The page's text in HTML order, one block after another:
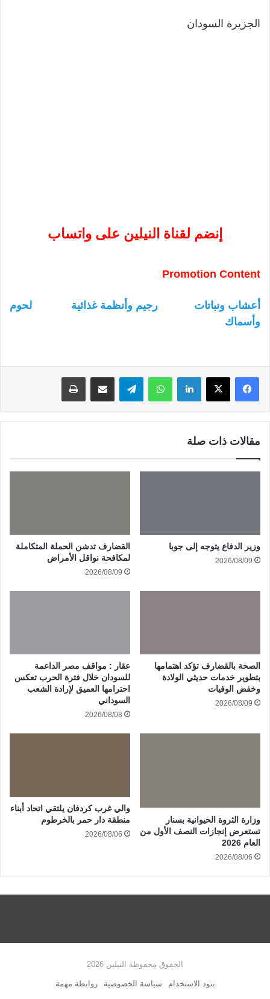
الجزيرة السودان
إنضم لقناة النيلين على واتساب
Promotion Content
أعشاب ونباتات رجيم وأنظمة غذائية
لحوم
وأسماك
لينكدإن واتساب
مقالات ذات صلة
وزير الدفاع يتوجه إلى جوبا
2026/08/09
القضارف تدشن الحملة المتكاملة
لمكافحة نواقل الأمراض
2026/08/09
الصحة بالقضارف تؤكد اهتمامها
بتطوير خدمات حديثي الولادة
وخفض الوفيات
2026/08/09
عقار : مواقف مصر الداعمة
للسودان خلال فترة الحرب تعكس
احترامها العميق لإرادة الشعب
السوداني
2026/08/08
وزارة الثروة الحيوانية بسنار
تستعرض إنجازات النصف الأول من
العام 2026
2026/08/06
والي غرب كردفان يلتقي اتحاد أبناء
منطقة دار حمر بالخرطوم
2026/08/06
الحقوق محفوظة النيلين 2026
بنود الاستخدام سياسة الخصوصية روابطة مهمة